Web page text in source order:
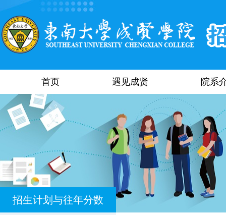
首页 遇见成贤 院系
招生计划与往年分数